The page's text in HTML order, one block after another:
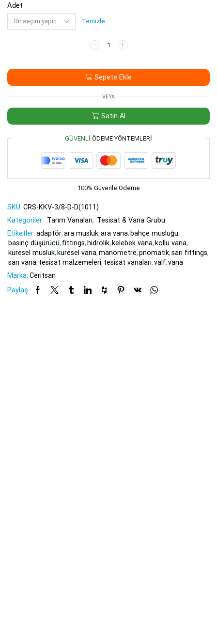
Adet
Temizle
Kollu
Küresel
3/8-
3/8
(D-
Sepete Ekle
VEYA
Satın Al
GÜVENLI ÖDEME YÖNTEMLERI
100% Güvenle Ödeme
SKU: CRS-KKV-3/8-D-D(1011)
Kategoriler: Tarım Vanaları, Tesisat & Vana Grubu
Etiketler: adaptör,ara musluk,ara vana,bahçe musluğu,
basınç düşürücü, fittings,hidrolik,kelebek vana,kollu vana,
küresel musluk,küresel vana,manometre,pnömatik,sarı fittings,
sarı vana, tesisat malzemeleri, tesisat vanaları,valf,vana
Marka: Ceritsan
Paylaş: